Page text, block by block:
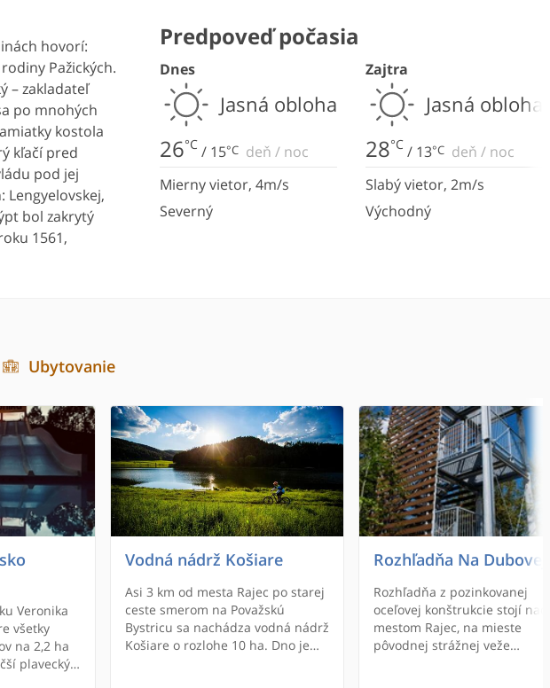
hovorí:
Pažických.
– zakladateľ
po mnohých
kostola
kľačí pred
pod jej
bol zakrytý
1561,
Predpoveď počasia
Dnes
Jasná obloha
26°C / 15°C deň / noc
Mierny vietor, 4m/s
Severný
Zajtra
Jasná obloha
28°C / 13°C deň / noc
Slabý vietor, 2m/s
Východný
Ubytovanie
Veronika
všetky
na 2,2 ha
plavecký
Vodná nádrž Košiare
Asi 3 km od mesta Rajec po starej
ceste smerom na Považskú
Bystricu sa nachádza vodná nádrž
Košiare o rozlohe 10 ha. Dno je
Rozhľadňa Na Dubovej
Rozhľadňa z pozinkovanej
oceľovej konštrukcie stojí nad
mestom Rajec, na mieste
pôvodnej strážnej veže